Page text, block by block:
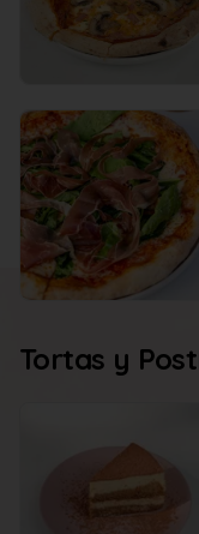
Tortas y